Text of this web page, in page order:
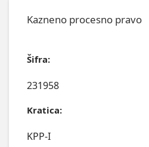
Kazneno procesno pravo
Šifra:
231958
Kratica:
KPP-I